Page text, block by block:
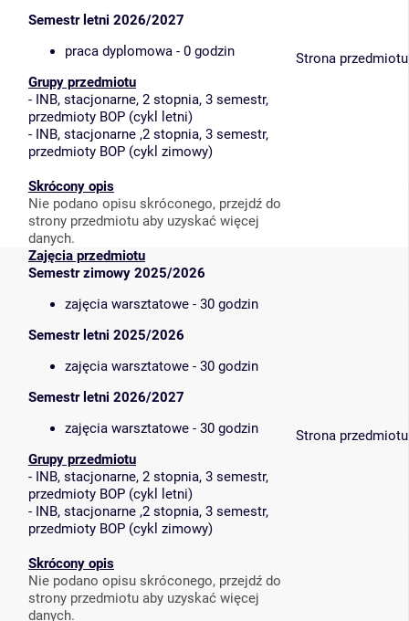
Semestr letni 2026/2027
praca dyplomowa - 0 godzin
Grupy przedmiotu
- INB, stacjonarne, 2 stopnia, 3 semestr,
przedmioty BOP (cykl letni)
- INB, stacjonarne ,2 stopnia, 3 semestr,
przedmioty BOP (cykl zimowy)
Skrócony opis
Nie podano opisu skróconego, przejdź do
strony przedmiotu aby uzyskać więcej
danych.
Strona przedmiotu
Zajęcia przedmiotu
Semestr zimowy 2025/2026
zajęcia warsztatowe - 30 godzin
Semestr letni 2025/2026
zajęcia warsztatowe - 30 godzin
Semestr letni 2026/2027
zajęcia warsztatowe - 30 godzin
Grupy przedmiotu
- INB, stacjonarne, 2 stopnia, 3 semestr,
przedmioty BOP (cykl letni)
- INB, stacjonarne ,2 stopnia, 3 semestr,
przedmioty BOP (cykl zimowy)
Skrócony opis
Nie podano opisu skróconego, przejdź do
strony przedmiotu aby uzyskać więcej
danych.
Strona przedmiotu